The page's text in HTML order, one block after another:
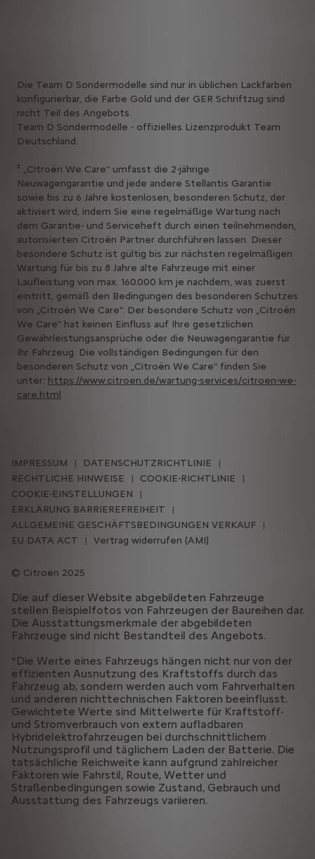
Die Team D Sondermodelle sind nur in üblichen Lackfarben
konfigurierbar, die Farbe Gold und der GER Schriftzug sind
nicht Teil des Angebots.
Team D Sondermodelle - offizielles Lizenzprodukt Team
Deutschland.
³ „Citroën We Care“ umfasst die 2-jährige
Neuwagengarantie und jede andere Stellantis Garantie
sowie bis zu 6 Jahre kostenlosen, besonderen Schutz, der
aktiviert wird, indem Sie eine regelmäßige Wartung nach
dem Garantie- und Serviceheft durch einen teilnehmenden,
autorisierten Citroën Partner durchführen lassen. Dieser
besondere Schutz ist gültig bis zur nächsten regelmäßigen
Wartung für bis zu 8 Jahre alte Fahrzeuge mit einer
Laufleistung von max. 160.000 km je nachdem, was zuerst
eintritt, gemäß den Bedingungen des besonderen Schutzes
von „Citroën We Care“. Der besondere Schutz von „Citroën
We Care“ hat keinen Einfluss auf Ihre gesetzlichen
Gewährleistungsansprüche oder die Neuwagengarantie für
Ihr Fahrzeug. Die vollständigen Bedingungen für den
besonderen Schutz von „Citroën We Care“ finden Sie
unter: https://www.citroen.de/wartung-services/citroen-we-
care.html
Citroën 2025
IMPRESSUM
DATENSCHUTZRICHTLINIE
RECHTLICHE HINWEISE
COOKIE-RICHTLINIE
COOKIE-EINSTELLUNGEN
ERKLÄRUNG BARRIEREFREIHEIT
ALLGEMEINE GESCHÄFTSBEDINGUNGEN VERKAUF
EU DATA ACT
Vertrag widerrufen (AMI)
Die auf dieser Website abgebildeten Fahrzeuge
stellen Beispielfotos von Fahrzeugen der Baureihen dar.
Die Ausstattungsmerkmale der abgebildeten
Fahrzeuge sind nicht Bestandteil des Angebots.
*Die Werte eines Fahrzeugs hängen nicht nur von der
effizienten Ausnutzung des Kraftstoffs durch das
Fahrzeug ab, sondern werden auch vom Fahrverhalten
und anderen nichttechnischen Faktoren beeinflusst.
Gewichtete Werte sind Mittelwerte für Kraftstoff-
und Stromverbrauch von extern aufladbaren
Hybridelektrofahrzeugen bei durchschnittlichem
Nutzungsprofil und täglichem Laden der Batterie. Die
tatsächliche Reichweite kann aufgrund zahlreicher
Faktoren wie Fahrstil, Route, Wetter und
Straßenbedingungen sowie Zustand, Gebrauch und
Ausstattung des Fahrzeugs variieren.